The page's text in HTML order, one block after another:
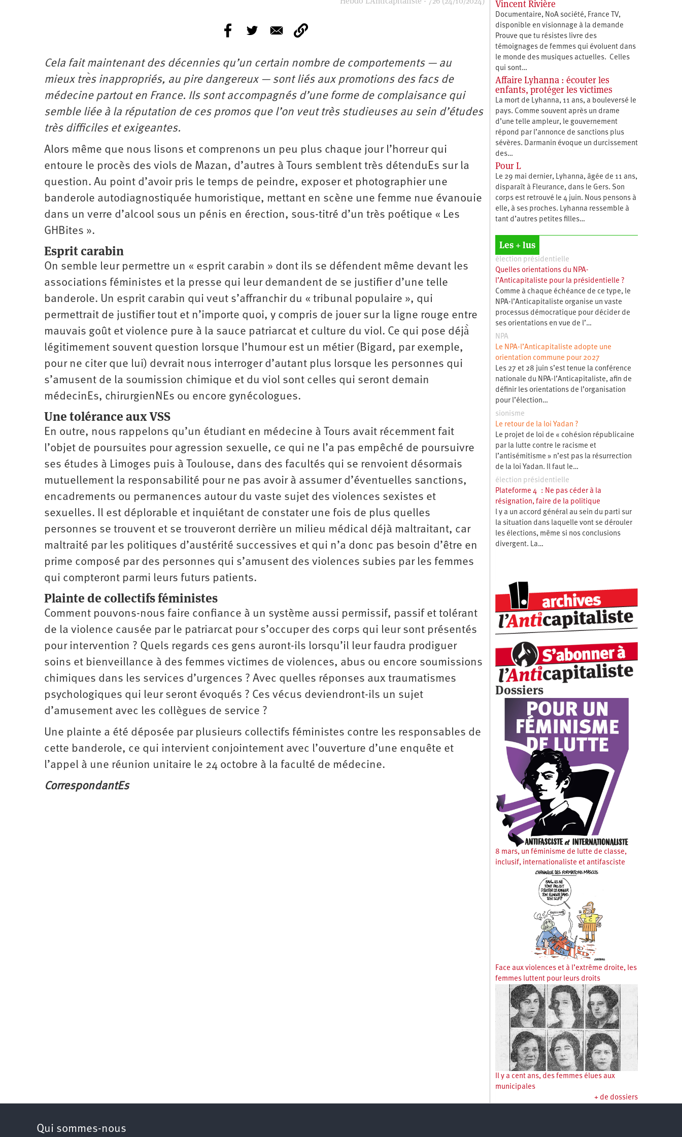
Cela fait maintenant des décennies qu’un certain nombre de comportements — au
mieux tres inappropriés, au pire dangereux — sont liés aux promotions des facs de
médecine partout en France. Ils sont accompagnés d’une forme de complaisance qui
semble liée à la réputation de ces promos que l’on veut très studieuses au sein d’études
très difficiles et exigeantes.
Alors même que nous lisons et comprenons un peu plus chaque jour l’horreur qui
entoure le procès des viols de Mazan, d’autres à Tours semblent très détenduEs sur la
question. Au point d’avoir pris le temps de peindre, exposer et photographier une
banderole autodiagnostiquée humoristique, mettant en scène une femme nue évanouie
dans un verre d’alcool sous un pénis en érection, sous-titré d’un très poétique « Les
GHBites ».
Esprit carabin
On semble leur permettre un « esprit carabin » dont ils se défendent même devant les
associations féministes et la presse qui leur demandent de se justifier d’une telle
banderole. Un esprit carabin qui veut s’affranchir du « tribunal populaire », qui
permettrait de justifier tout et n’importe quoi, y compris de jouer sur la ligne rouge entre
mauvais goût et violence pure à la sauce patriarcat et culture du viol. Ce qui pose déjà̀
légitimement souvent question lorsque l’humour est un métier (Bigard, par exemple,
pour ne citer que lui) devrait nous interroger d’autant plus lorsque les personnes qui
s’amusent de la soumission chimique et du viol sont celles qui seront demain
médecinEs, chirurgienNEs ou encore gynécologues.
Une tolérance aux VSS
En outre, nous rappelons qu’un étudiant en médecine à Tours avait récemment fait
l’objet de poursuites pour agression sexuelle, ce qui ne l’a pas empêché de poursuivre
ses études à Limoges puis à Toulouse, dans des facultés qui se renvoient désormais
mutuellement la responsabilité pour ne pas avoir à assumer d’éventuelles sanctions,
encadrements ou permanences autour du vaste sujet des violences sexistes et
sexuelles. Il est déplorable et inquiétant de constater une fois de plus quelles
personnes se trouvent et se trouveront derrière un milieu médical déjà maltraitant, car
maltraité par les politiques d’austérité successives et qui n’a donc pas besoin d’être en
prime composé par des personnes qui s’amusent des violences subies par les femmes
qui compteront parmi leurs futurs patients.
Plainte de collectifs féministes
Comment pouvons-nous faire confiance à un système aussi permissif, passif et tolérant
de la violence causée par le patriarcat pour s’occuper des corps qui leur sont présentés
pour intervention ? Quels regards ces gens auront-ils lorsqu’il leur faudra prodiguer
soins et bienveillance à des femmes victimes de violences, abus ou encore soumissions
chimiques dans les services d’urgences ? Avec quelles réponses aux traumatismes
psychologiques qui leur seront évoqués ? Ces vécus deviendront-ils un sujet
d’amusement avec les collègues de service ?
Une plainte a été déposée par plusieurs collectifs féministes contre les responsables de
cette banderole, ce qui intervient conjointement avec l’ouverture d’une enquête et
l’appel à une réunion unitaire le 24 octobre à la faculté de médecine.
CorrespondantEs
Vincent Rivière
Documentaire, NoA société, France TV,
disponible en visionnage à la demande
Prouve que tu résistes livre des
témoignages de femmes qui évoluent dans
le monde des musiques actuelles. Celles
qui sont…
Affaire Lyhanna : écouter les
enfants, protéger les victimes
La mort de Lyhanna, 11 ans, a bouleversé le
pays. Comme souvent après un drame
d’une telle ampleur, le gouvernement
répond par l’annonce de sanctions plus
sévères. Darmanin évoque un durcissement
des…
Pour L
Le 29 mai dernier, Lyhanna, âgée de 11 ans,
disparaît à Fleurance, dans le Gers. Son
corps est retrouvé le 4 juin. Nous pensons à
elle, à ses proches. Lyhanna ressemble à
tant d’autres petites filles…
Les + lus
élection présidentielle
Quelles orientations du NPA-
l’Anticapitaliste pour la présidentielle ?
Comme à chaque échéance de ce type, le
NPA-l’Anticapitaliste organise un vaste
processus démocratique pour décider de
ses orientations en vue de l’…
NPA
Le NPA-l’Anticapitaliste adopte une
orientation commune pour 2027
Les 27 et 28 juin s’est tenue la conférence
nationale du NPA-l’Anticapitaliste, afin de
définir les orientations de l’organisation
pour l’élection…
sionisme
Le retour de la loi Yadan ?
Le projet de loi de « cohésion républicaine
par la lutte contre le racisme et
l’antisémitisme » n’est pas la résurrection
de la loi Yadan. Il faut le…
élection présidentielle
Plateforme 4 : Ne pas céder à la
résignation, faire de la politique
l y a un accord général au sein du parti sur
la situation dans laquelle vont se dérouler
les élections, même si nos conclusions
divergent. La…
Dossiers
8 mars, un féminisme de lutte de classe,
inclusif, internationaliste et antifasciste
Face aux violences et à l’extrême droite, les
femmes luttent pour leurs droits
Il y a cent ans, des femmes élues aux
municipales
+ de dossiers
Qui sommes-nous